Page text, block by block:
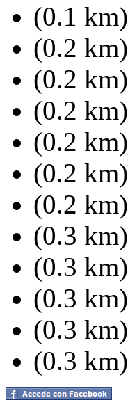
(0.1 km)
(0.2 km)
(0.2 km)
(0.2 km)
(0.2 km)
(0.2 km)
(0.2 km)
(0.3 km)
(0.3 km)
(0.3 km)
(0.3 km)
(0.3 km)